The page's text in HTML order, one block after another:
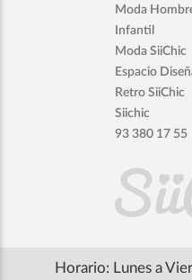
Moda
Infantil
Moda SiiChic
Espacio
Retro SiiChic
Siichic
93 380 17 55
Horario: Lunes a